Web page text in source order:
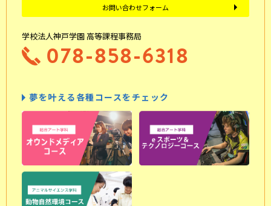
お問い合わせフォーム
学校法人神戸学園 高等課程事務局
078-858-6318
夢を叶える各種コースをチェック